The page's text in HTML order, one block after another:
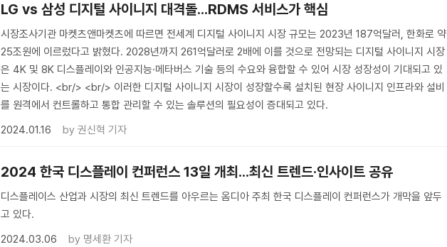
LG vs 삼성 디지털 사이니지 대격돌...RDMS 서비스가 핵심
시장조사기관 마켓츠앤마켓츠에 따르면 전세계 디지털 사이니지 시장 규모는 2023년 187억달러, 한화로 약
25조원에 이르렀다고 밝혔다. 2028년까지 261억달러로 2배에 이를 것으로 전망되는 디지털 사이니지 시장
은 4K 및 8K 디스플레이와 인공지능·메타버스 기술 등의 수요와 융합할 수 있어 시장 성장성이 기대되고 있
는 시장이다. <br/> <br/> 이러한 디지털 사이니지 시장이 성장할수록 설치된 현장 사이니지 인프라와 설비
를 원격에서 컨트롤하고 통합 관리할 수 있는 솔루션의 필요성이 증대되고 있다.
2024.01.16
by권신혁 기자
​2024 한국 디스플레이 컨퍼런스 13일 개최...최신 트렌드·인사이트 공유
디스플레이스 산업과 시장의 최신 트렌드를 아우르는 옴디아 주최 한국 디스플레이 컨퍼런스가 개막을 앞두
고 있다.
2024.03.06
by 명세환 기자